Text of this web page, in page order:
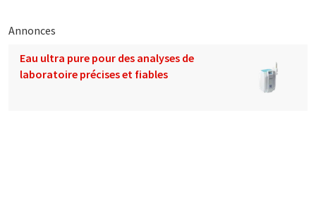
Annonces
Eau ultra pure pour des analyses de
laboratoire précises et fiables